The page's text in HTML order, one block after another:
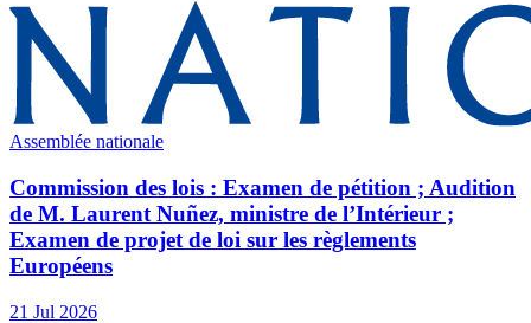
Assemblée nationale
Commission des lois : Examen de pétition ; Audition
de M. Laurent Nuñez, ministre de l’Intérieur ;
Examen de projet de loi sur les règlements
Européens
21 Jul 2026